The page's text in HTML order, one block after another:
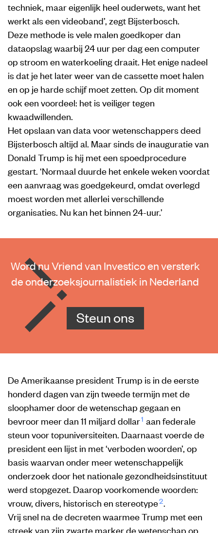
techniek, maar eigenlijk heel ouderwets, want het
werkt als een videoband’, zegt Bijsterbosch.
Deze methode is vele malen goedkoper dan
dataopslag waarbij 24 uur per dag een computer
op stroom en waterkoeling draait. Het enige nadeel
is dat je het later weer van de cassette moet halen
en op je harde schijf moet zetten. Op dit moment
ook een voordeel: het is veiliger tegen
kwaadwillenden.
Het opslaan van data voor wetenschappers deed
Bijsterbosch altijd al. Maar sinds de inauguratie van
Donald Trump is hij met een spoedprocedure
gestart. ‘Normaal duurde het enkele weken voordat
een aanvraag was goedgekeurd, omdat overlegd
moest worden met allerlei verschillende
organisaties. Nu kan het binnen 24-uur.’
Word nu Vriend van Investico en versterk
de onderzoeksjournalistiek in Nederland
Steun ons
De Amerikaanse president Trump is in de eerste
honderd dagen van zijn tweede termijn met de
sloophamer door de wetenschap gegaan en
bevroor meer dan 11 miljard dollar1 aan federale
steun voor topuniversiteiten. Daarnaast voerde de
president een lijst in met ‘verboden woorden’, op
basis waarvan onder meer wetenschappelijk
onderzoek door het nationale gezondheidsinstituut
werd stopgezet. Daarop voorkomende woorden:
vrouw, divers, historisch en stereotype2.
Vrij snel na de decreten waarmee Trump met een
streek van zijn zwarte marker de wetenschap op